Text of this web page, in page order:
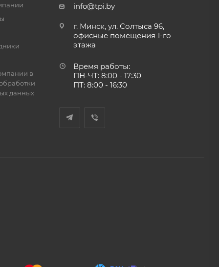
в
данных
info@tpi.by
г. Минск, ул. Солтыса 96,
офисные помещения 1-го
этажа
Время работы:
ПН-ЧТ: 8:00 - 17:30
ПТ: 8:00 - 16:30